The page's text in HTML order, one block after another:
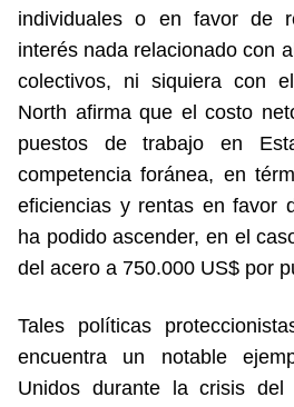
individuales o en favor de
interés nada relacionado con
colectivos, ni siquiera con
North afirma que el costo
puestos de trabajo en
competencia foránea, en
eficiencias y rentas en favor
ha podido ascender, en el
del acero a 750.000 US$ por
Tales políticas
encuentra un notable
Unidos durante la crisis